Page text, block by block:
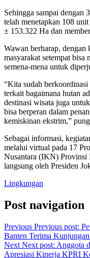
Sehingga sampai dengan
telah menetapkan 108
± 153.322 Ha dan
Wawan berharap, dengan
masyarakat setempat bisa
semena-mena untuk
“Kita sudah berkoordinasi
terkait bagaimana hutan
destinasi wisata juga
bisa berperan dalam
kemiskinan ekstrim,”
Sebagai informasi,
melalui virtual pada 17
Nusantara (IKN) Provinsi
langsung oleh Presiden
Lingkungan
Post navigation
Previous Previous post:
Banten Terima
Next Next post: Anggota
Apresiasi Kinerja KPRI